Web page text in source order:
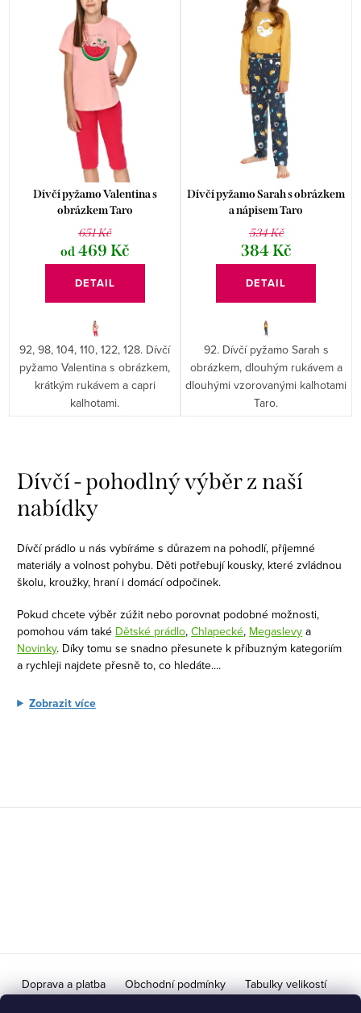
Nejdražší
Abecedně
Dívčí pyžamo Valentina s
obrázkem Taro
651 Kč
od 469 Kč
DETAIL
92, 98, 104, 110, 122, 128. Dívčí
pyžamo Valentina s obrázkem,
krátkým rukávem a capri
kalhotami.
Dívčí pyžamo Sarah s obrázkem
a nápisem Taro
534 Kč
384 Kč
DETAIL
92. Dívčí pyžamo Sarah s
obrázkem, dlouhým rukávem a
dlouhými vzorovanými kalhotami
Taro.
v
l
á
a
c
p
r
v
y
Dívčí - pohodlný výběr z naší
nabídky
Dívčí prádlo u nás vybíráme s důrazem na pohodlí, příjemné
materiály a volnost pohybu. Děti potřebují kousky, které zvládnou
školu, kroužky, hraní i domácí odpočinek.
Pokud chcete výběr zúžit nebo porovnat podobné možnosti,
pomohou vám také Dětské prádlo,Chlapecké, Megaslevy a
Novinky. Díky tomu se snadno přesunete k příbuzným kategoriím
a rychleji najdete přesně to, co hledáte....
Zobrazit více
Doprava a platba Obchodní podmínky Tabulky velikostí